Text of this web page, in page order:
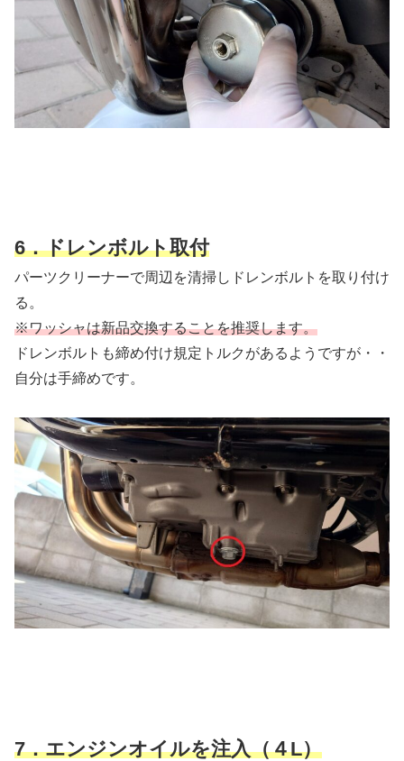
6．ドレンボルト取付
パーツクリーナーで周辺を清掃しドレンボルトを取り付け
る。
※ワッシャは新品交換することを推奨します。
ドレンボルトも締め付け規定トルクがあるようですが・・
自分は手締めです。
7．エンジンオイルを注入（４L）